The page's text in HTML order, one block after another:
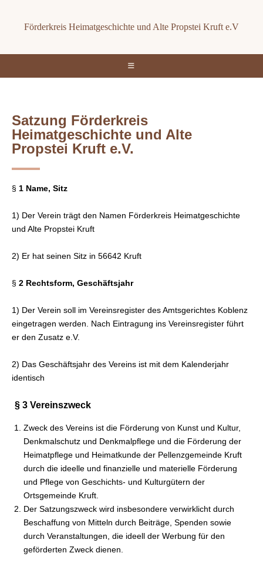
Förderkreis Heimatgeschichte und Alte Propstei Kruft e.V
Satzung Förderkreis
Heimatgeschichte und Alte
Propstei Kruft e.V.
§ 1 Name, Sitz
1) Der Verein trägt den Namen Förderkreis Heimatgeschichte
und Alte Propstei Kruft
2) Er hat seinen Sitz in 56642 Kruft
§ 2 Rechtsform, Geschäftsjahr
1) Der Verein soll im Vereinsregister des Amtsgerichtes Koblenz
eingetragen werden. Nach Eintragung ins Vereinsregister führt
er den Zusatz e.V.
2) Das Geschäftsjahr des Vereins ist mit dem Kalenderjahr
identisch
§ 3 Vereinszweck
Zweck des Vereins ist die Förderung von Kunst und Kultur,
Denkmalschutz und Denkmalpflege und die Förderung der
Heimatpflege und Heimatkunde der Pellenzgemeinde Kruft
durch die ideelle und finanzielle und materielle Förderung
und Pflege von Geschichts- und Kulturgütern der
Ortsgemeinde Kruft.
Der Satzungszweck wird insbesondere verwirklicht durch
Beschaffung von Mitteln durch Beiträge, Spenden sowie
durch Veranstaltungen, die ideell der Werbung für den
geförderten Zweck dienen.